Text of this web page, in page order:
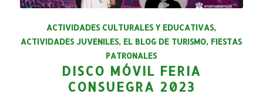
ACTIVIDADES CULTURALES Y EDUCATIVAS,
ACTIVIDADES JUVENILES, EL BLOG DE TURISMO, FIESTAS
PATRONALES
DISCO MÓVIL FERIA
CONSUEGRA 2023